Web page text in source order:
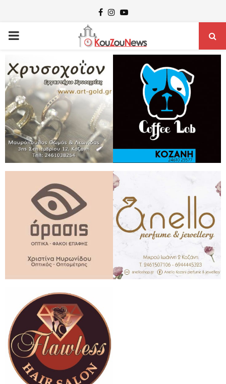
Facebook
Instagram
Youtube
PRIMARY
MENU